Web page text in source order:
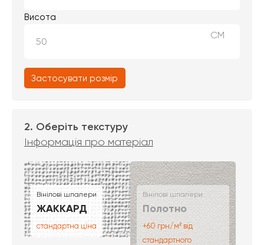
Висота
СМ
Застосувати розмір
2. Оберіть текстуру
Інформація про матеріал
Вінілові шпалери
ЖАККАРД
стандартна ціна
Вінілові шпалери
Полотно
+60 грн/м² від
стандартного